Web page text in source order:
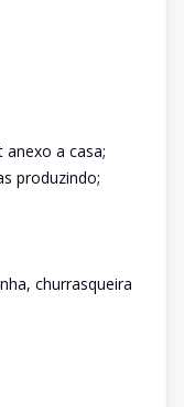
a casa;
produzindo;
churrasqueira